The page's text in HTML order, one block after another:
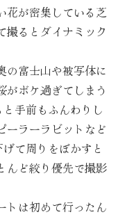
花が密集している芝
撮るとダイナミック
の富士山や被写体に
がボケ過ぎてしまう
手前もふんわりし
ーラーラビットなど
て周りをぼかすと
んど絞り優先で撮影
トは初めて行ったん